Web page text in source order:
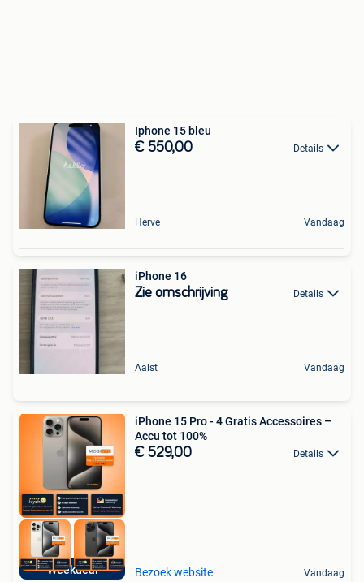
Iphone 15 bleu
€ 550,00 Details
Herve Vandaag
iPhone 16
Zie omschrijving Details
Aalst Vandaag
Weekdeal
iPhone 15 Pro - 4 Gratis Accessoires –
Accu tot 100%
€ 529,00 Details
Bezoek website Vandaag